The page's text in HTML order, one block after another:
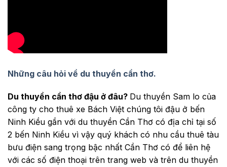
Những câu hỏi về du thuyền cần thơ.
Du thuyền cần thơ đậu ở đâu? Du thuyền Sam lo của
công ty cho thuê xe Bách Việt chúng tôi đậu ở bến
Ninh Kiều gần với du thuyền Cần Thơ có địa chỉ tại số
2 bến Ninh Kiều vì vậy quý khách có nhu cầu thuê tàu
bưu điện sang trọng bậc nhất Cần Thơ có để liên hệ
với các số điện thoại trên trang web và trên du thuyền